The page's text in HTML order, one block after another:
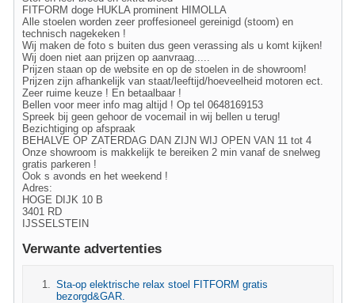
FITFORM doge HUKLA prominent HIMOLLA
Alle stoelen worden zeer proffesioneel gereinigd (stoom) en
technisch nagekeken !
Wij maken de foto s buiten dus geen verassing als u komt kijken!
Wij doen niet aan prijzen op aanvraag.....
Prijzen staan op de website en op de stoelen in de showroom!
Prijzen zijn afhankelijk van staat/leeftijd/hoeveelheid motoren ect.
Zeer ruime keuze ! En betaalbaar !
Bellen voor meer info mag altijd ! Op tel 0648169153
Spreek bij geen gehoor de vocemail in wij bellen u terug!
Bezichtiging op afspraak
BEHALVE OP ZATERDAG DAN ZIJN WIJ OPEN VAN 11 tot 4
Onze showroom is makkelijk te bereiken 2 min vanaf de snelweg
gratis parkeren !
Ook s avonds en het weekend !
Adres:
HOGE DIJK 10 B
3401 RD
IJSSELSTEIN
Verwante advertenties
Sta-op elektrische relax stoel FITFORM gratis
bezorgd&GAR.